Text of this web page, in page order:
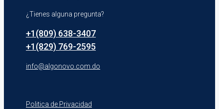
¿Tienes alguna pregunta?
+1(809) 638-3407
+1(829) 769-2595
info@algonovo.com.do
Politica de Privacidad